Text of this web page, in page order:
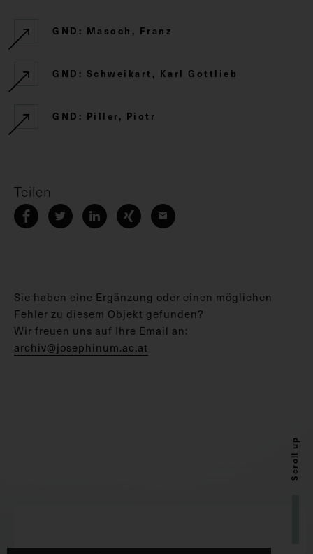
GND: Masoch, Franz
GND: Schweikart, Karl Gottlieb
GND: Piller, Piotr
Teilen
Sie haben eine Ergänzung oder einen möglichen
Fehler zu diesem Objekt gefunden?
Wir freuen uns auf Ihre Email an:
archiv@josephinum.ac.at
Scroll up